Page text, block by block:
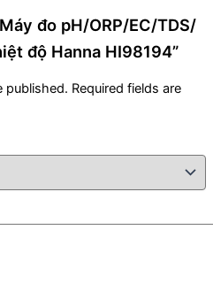
đo pH/ORP/EC/TDS/
độ Hanna HI98194”
published. Required fields are